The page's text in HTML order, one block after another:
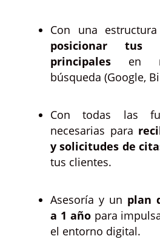
Con una
posicionar tus
principalesen
búsqueda (Google,
Con todas las
necesarias para
y solicitudes de
tus clientes.
Asesoría y un plan
a 1 añopara
el entorno digital.